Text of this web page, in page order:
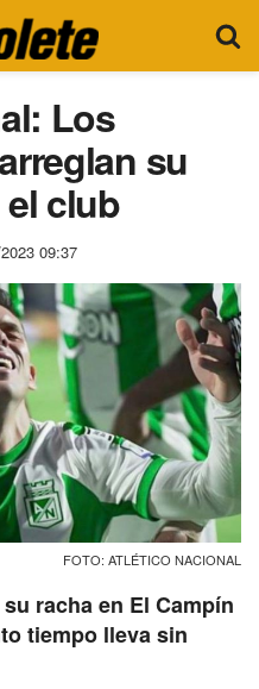
Los
su
club
09:37
FOTO: ATLÉTICO NACIONAL
racha en El Campín
tiempo lleva sin